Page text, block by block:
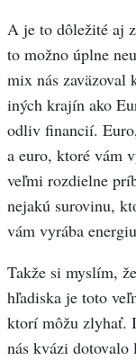
A je to dôležité aj
to možno úplne
mix nás zaväzoval
iných krajín ako
odliv financií.
a euro, ktoré vám
veľmi rozdielne
nejakú surovinu,
vám vyrába
Takže si myslím,
hľadiska je toto
ktorí môžu zlyhať.
nás kvázi dotovalo